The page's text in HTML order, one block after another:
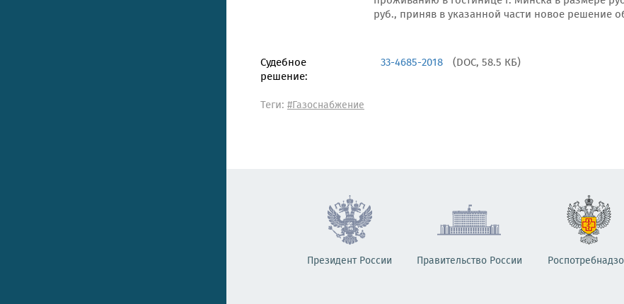
руб., приняв в указанной части новое решение
Судебное
решение:
33-4685-2018 (DOC, 58.5 КБ)
Теги: #Газоснабжение
Президент России Правительство России